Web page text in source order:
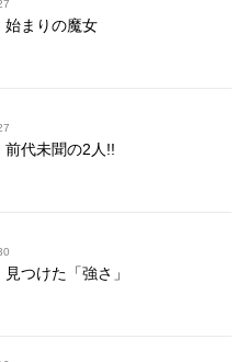
まりの魔女
代未聞の2人!!
つけた「強さ」